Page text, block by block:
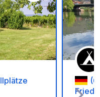
Voeg toe aan je